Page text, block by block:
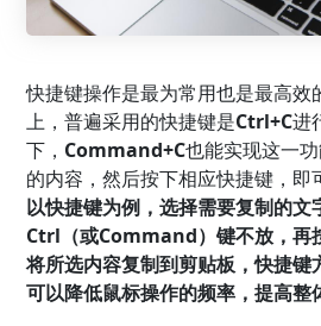
快捷键操作是最为常用也是最高效
上，普遍采用的快捷键是Ctrl+C进
下， Command+C也能实现这一
的内容，然后按下相应快捷键，即
以快捷键为例，选择需要复制的文
Ctrl（或Command）键不放，再
将所选内容复制到剪贴板，快捷键
可以降低鼠标操作的频率，提高整